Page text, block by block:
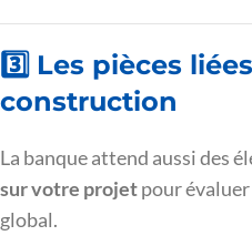
3️⃣ Les pièces
construction
La banque attend aussi des
sur votre projetpour
global.